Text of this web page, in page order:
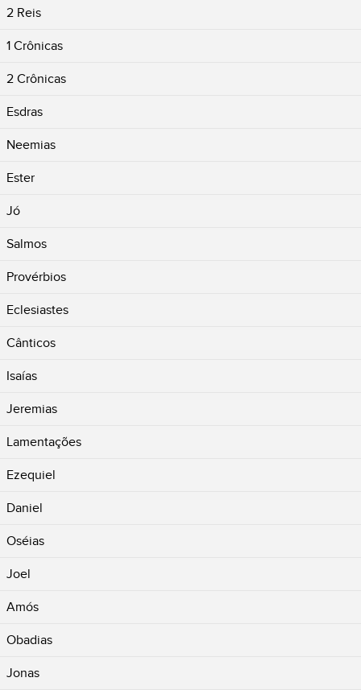
2 Reis
1 Crônicas
2 Crônicas
Esdras
Neemias
Ester
Jó
Salmos
Provérbios
Eclesiastes
Cânticos
Isaías
Jeremias
Lamentações
Ezequiel
Daniel
Oséias
Joel
Amós
Obadias
Jonas